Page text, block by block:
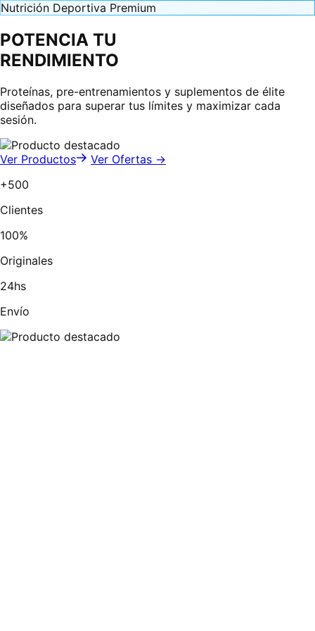
Nutrición Deportiva Premium
POTENCIA TU
RENDIMIENTO
Proteínas, pre-entrenamientos y suplementos de élite
diseñados para superar tus límites y maximizar cada
sesión.
Ver Productos
Ver Ofertas →
+500
Clientes
100%
Originales
24hs
Envío